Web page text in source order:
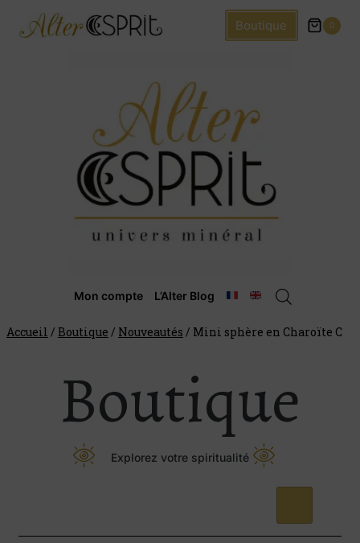
Boutique 0
Mon compte L’Alter Blog
Accueil / Boutique / Nouveautés / Mini sphère en Charoïte C
Boutique
Explorez votre spiritualité